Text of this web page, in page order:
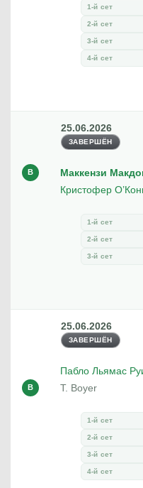
1-й сет
2-й сет
3-й сет
4-й сет
25.06.2026
ЗАВЕРШЁН
В
Маккензи
Кристофер
1-й сет
2-й сет
3-й сет
25.06.2026
ЗАВЕРШЁН
Пабло Льямас
В T. Boyer
1-й сет
2-й сет
3-й сет
4-й сет